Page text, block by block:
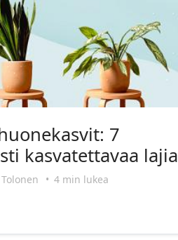
7
kasvatettavaa lajia
• 4 min lukea